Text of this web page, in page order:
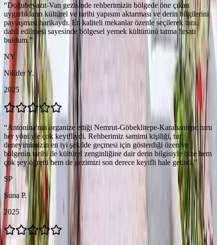
“Doğubeyazıt-Van gezisinde rehberimizin bölgede öne çıkan
uygarlıkların kültürel ve tarihi yapısını aktarması ve derin bilgilerini
paylaşması harikaydı. En kaliteli mekanlar özenle seçilerek tura
dahil edilmesi sayesinde bölgesel yemek kültürünü tatma fırsatı
buldum.”
NY
Nilüfer Y.
2025
“Antonina'nın organize ettiği Nemrut-Göbeklitepe-Karahantepe turu
her yönüyle çok keyifliydi. Rehberimiz samimi kişiliği, tur
deneyimimizin en iyi şekilde geçmesi için gösterdiği özen ve
bölgenin tarihi ile kültürel zenginliğine dair derin bilgisiyle bize hem
çok şey öğretti hem de gezimizi son derece keyifli hale getirdi.”
SP
Suna P.
2025